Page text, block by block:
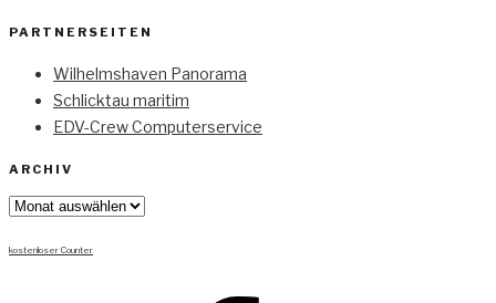
PARTNERSEITEN
Wilhelmshaven Panorama
Schlicktau maritim
EDV-Crew Computerservice
ARCHIV
Archiv
kostenloser Counter